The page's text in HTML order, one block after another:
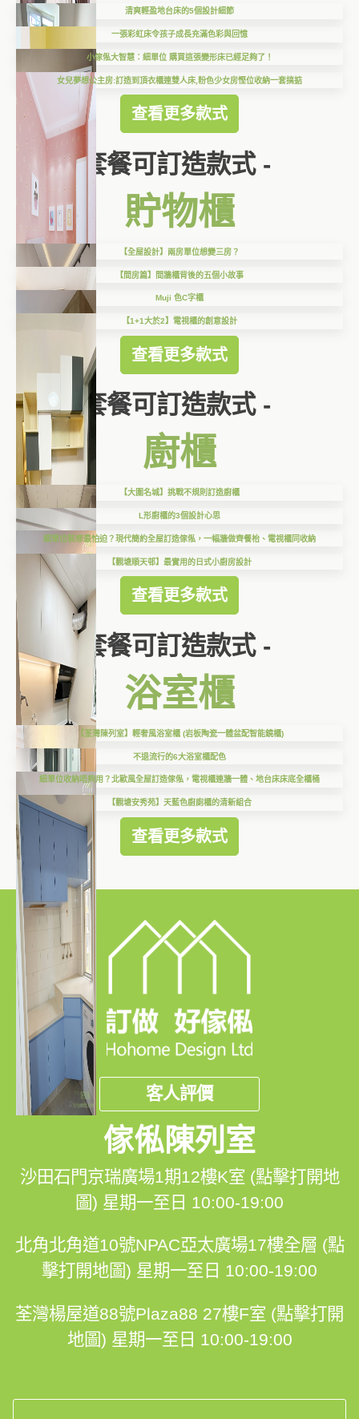
清爽輕盈地台床的5個設計細節
一張彩虹床令孩子成長充滿色彩與回憶
小傢俬大智慧：細單位 購買這張變形床已經足夠了！
女兒夢想公主房:訂造到頂衣櫃連雙人床,粉色少女房慳位收納一套搞掂
查看更多款式
套餐可訂造款式 -
貯物櫃
【全屋設計】兩房單位想變三房？
【間房篇】間牆櫃背後的五個小故事
Muji 色C字櫃
【1+1大於2】電視櫃的創意設計
查看更多款式
套餐可訂造款式 -
廚櫃
【大圍名城】挑戰不規則訂造廚櫃
L形廚櫃的3個設計心思
細單位裝修最怕迫？現代簡約全屋訂造傢俬，一幅牆做齊餐枱、電視櫃同收納
【觀塘順天邨】最實用的日式小廚房設計
查看更多款式
套餐可訂造款式 -
浴室櫃
【荃灣陳列室】輕奢風浴室櫃 (岩板陶瓷一體盆配智能鏡櫃)
不退流行的6大浴室櫃配色
細單位收納唔夠用？北歐風全屋訂造傢俬，電視櫃連牆一體、地台床床底全櫃桶
【觀塘安秀苑】天藍色廚廁櫃的清新組合
查看更多款式
客人評價
傢俬陳列室
沙田石門京瑞廣場1期12樓K室 (點擊打開地
圖) 星期一至日 10:00-19:00
北角北角道10號NPAC亞太廣場17樓全層 (點
擊打開地圖) 星期一至日 10:00-19:00
荃灣楊屋道88號Plaza88 27樓F室 (點擊打開
地圖) 星期一至日 10:00-19:00